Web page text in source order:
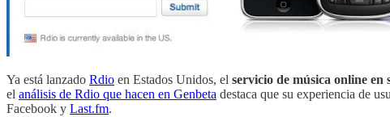
Ya está lanzado Rdio en Estados Unidos, el servicio de música online en
el análisis de Rdio que hacen en Genbeta destaca que su experiencia de
Facebook y Last.fm.